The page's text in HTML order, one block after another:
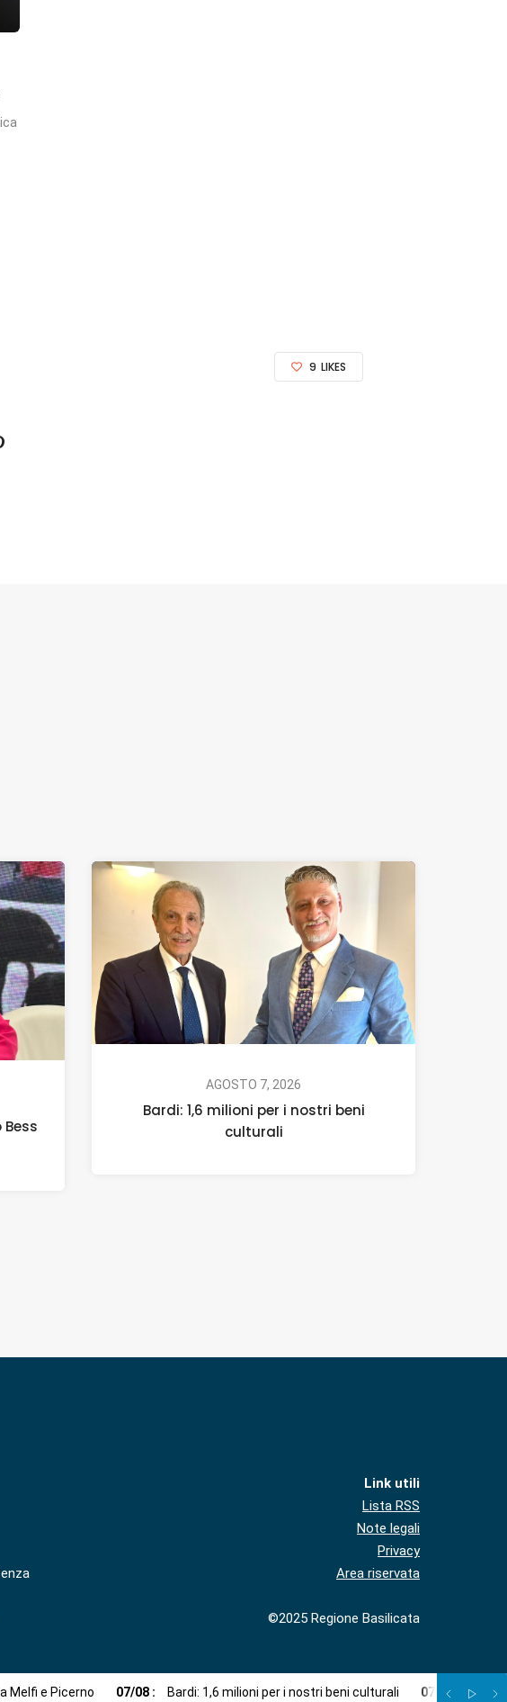
9 LIKES
AGOSTO 7, 2026
Bardi: 1,6 milioni per i nostri beni
culturali
Link utili
Lista RSS
Note legali
Privacy
Area riservata
©2025 Regione Basilicata
Melfi e Picerno 07/08 : Bardi: 1,6 milioni per i nostri beni culturali 07 08 Una